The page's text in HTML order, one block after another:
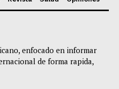
enfocado en informar
de forma rapida,